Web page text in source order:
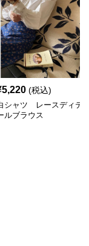
5,220 (税込)
シャツ レースディテ
ルブラウス